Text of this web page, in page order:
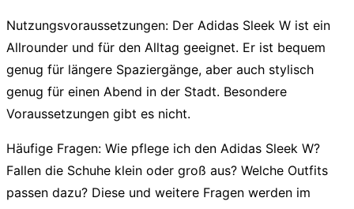
Nutzungsvoraussetzungen: Der Adidas Sleek W ist ein
Allrounder und für den Alltag geeignet. Er ist bequem
genug für längere Spaziergänge, aber auch stylisch
genug für einen Abend in der Stadt. Besondere
Voraussetzungen gibt es nicht.
Häufige Fragen: Wie pflege ich den Adidas Sleek W?
Fallen die Schuhe klein oder groß aus? Welche Outfits
passen dazu? Diese und weitere Fragen werden im